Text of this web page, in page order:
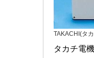
TAKACHI(タ
タカチ電